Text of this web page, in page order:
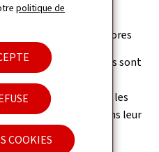
politique de
COOKIES
pleurs-bébé
lumineux et sonores
techniques spécifiques sont
à l’autonomie des
équipements pallient les
sont confrontés dans leur